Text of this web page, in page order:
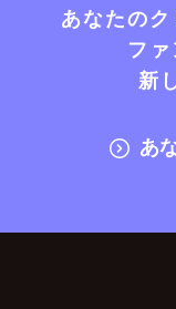
あなたの
フ
新
あ